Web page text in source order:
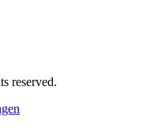
reserved.